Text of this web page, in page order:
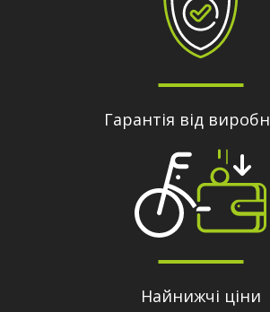
Гарантія від
Найнижчі ціни